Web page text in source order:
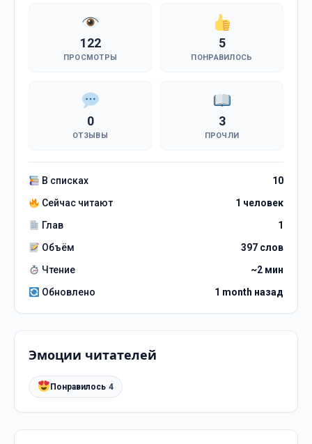
122
ПРОСМОТРЫ
5
ПОНРАВИЛОСЬ
0
ОТЗЫВЫ
3
ПРОЧЛИ
В списках
10
Сейчас читают
1 человек
Глав
1
Объём
397 слов
Чтение
~2 мин
Обновлено
1 month назад
Эмоции читателей
Понравилось 4